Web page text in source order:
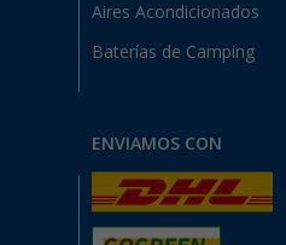
Aires Acondicionados
Baterías de Camping
ENVIAMOS CON